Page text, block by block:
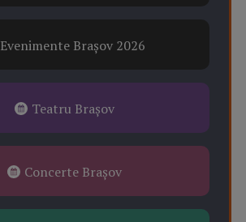
Evenimente Brașov 2026
Teatru Brașov
Concerte Brașov